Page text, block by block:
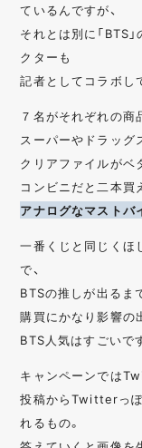
ているんですが、
それとは別に「BTS
クターも
記者としてコラボし
７名がそれぞれの商
スーパーやドラッグ
クリアファイルがベ
コンビニだと二本買
アナログなマストバ
一番くじと同じくほ
で、
BTSの推しが出るま
購買にかなり影響の
BTS人気はすごいで
キャンペーンでは
投稿からTwitterっ
れるもの。